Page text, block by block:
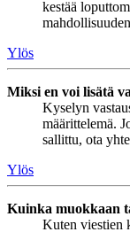
kestää
Ylös
Miksi en voi lisätä
Kyselyn
määrittelemä.
sallittu, ota
Ylös
Kuinka muokkaan
Kuten viestien